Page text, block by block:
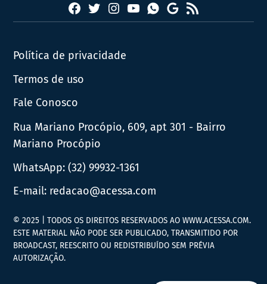
Facebook
TwitterInstagram
YouTubeWhatsapp
Google
News
RSS
Política de privacidade
Termos de uso
Fale Conosco
Rua Mariano Procópio, 609, apt 301 - Bairro
Mariano Procópio
WhatsApp:(32) 99932-1361
E-mail: redacao@acessa.com
© 2025 | TODOS OS DIREITOS RESERVADOS AO WWW.ACESSA.COM.
ESTE MATERIAL NÃO PODE SER PUBLICADO, TRANSMITIDO POR
BROADCAST, REESCRITO OU REDISTRIBUÍDO SEM PRÉVIA
AUTORIZAÇÃO.